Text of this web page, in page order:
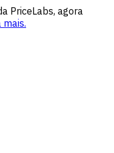
PriceLabs, agora
mais.